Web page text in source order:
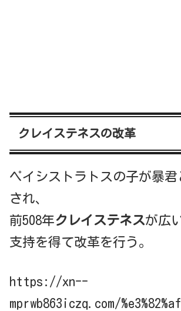
クレイステネスの改革
ペイシストラトスの子が暴君
され、
前508年クレイステネスが広
支持を得て改革を行う。
https://xn--
mprwb863iczq.com/